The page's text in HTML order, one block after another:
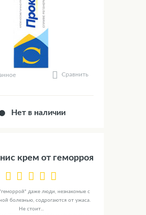
Сравнить
Нет в наличии
крем от геморроя
даже люди, незнакомые с
болезнью, содрогаются от ужаса.
Не стоит...